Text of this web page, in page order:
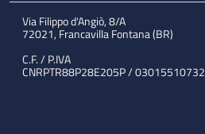
Via Filippo d'Angiò, 8/A
72021, Francavilla Fontana (BR)
C.F. / P.IVA
CNRPTR88P28E205P / 03015510732